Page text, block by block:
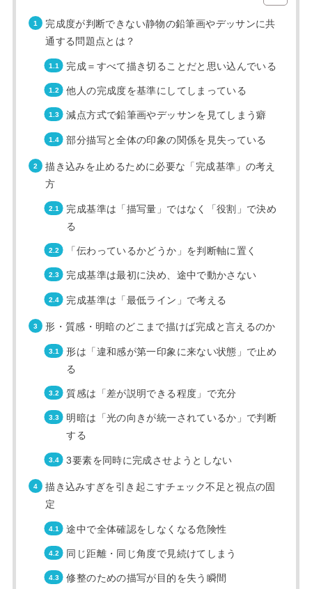
完成度が判断できない静物の鉛筆画やデッサンに共
通する問題点とは？
完成＝すべて描き切ることだと思い込んでいる
他人の完成度を基準にしてしまっている
減点方式で鉛筆画やデッサンを見てしまう癖
部分描写と全体の印象の関係を見失っている
描き込みを止めるために必要な「完成基準」の考え
方
完成基準は「描写量」ではなく「役割」で決め
る
「伝わっているかどうか」を判断軸に置く
完成基準は最初に決め、途中で動かさない
完成基準は「最低ライン」で考える
形・質感・明暗のどこまで描けば完成と言えるのか
形は「違和感が第一印象に来ない状態」で止め
る
質感は「差が説明できる程度」で充分
明暗は「光の向きが統一されているか」で判断
する
3要素を同時に完成させようとしない
描き込みすぎを引き起こすチェック不足と視点の固
定
途中で全体確認をしなくなる危険性
同じ距離・同じ角度で見続けてしまう
修整のための描写が目的を失う瞬間